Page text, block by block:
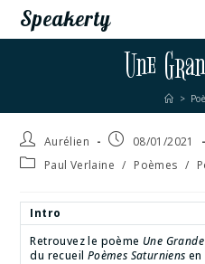
Speakerty
Une
>
Aurélien
08/01/2021
Paul Verlaine / Poèmes /
Intro
Retrouvez le poème Une
du recueil Poèmes Saturniens